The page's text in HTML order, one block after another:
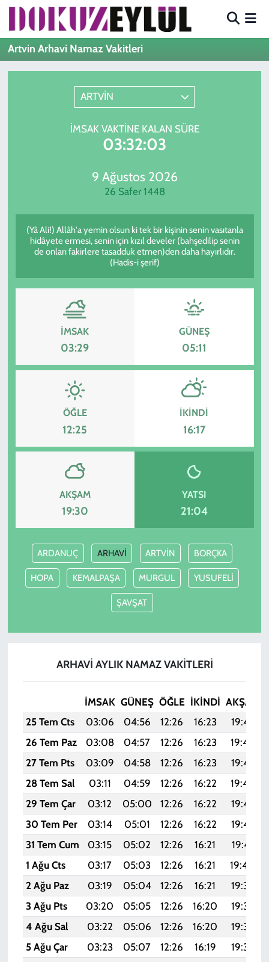
Artvin Arhavi Namaz Vakitleri
ARTVİN
İMSAK VAKTINE KALAN SÜRE
03:32:03
9 Ağustos 2026
26 Safer 1448
(Yâ Ali!) Allâh'a yemin olsun ki tek bir kişinin senin vasıtanla
hidâyete ermesi, senin için kızıl develer (bahşedilip senin
de onları fakirlere tasadduk etmen)den daha hayırlıdır.
(Hadis-i şerif)
İMSAK
03:29
GÜNEŞ
05:11
ÖĞLE
12:25
İKINDI
16:17
AKŞAM
19:30
YATSI
21:04
ARDANUÇ ARHAVİ ARTVİN BORÇKA
HOPA KEMALPAŞA MURGUL YUSUFELİ
ŞAVŞAT
ARHAVİ AYLIK NAMAZ VAKITLERI
İMSAK GÜNEŞ ÖĞLE İKINDI AKŞAM
25 Tem Cts
03:06 04:56 12:26 16:23 19:47
26 Tem Paz
03:08 04:57 12:26 16:23 19:46
27 Tem Pts
03:09 04:58 12:26 16:23 19:45
28 Tem Sal
03:11 04:59 12:26 16:22 19:44
29 Tem Çar
03:12 05:00 12:26 16:22 19:43
30 Tem Per
03:14 05:01 12:26 16:22
19:42
31 Tem Cum
03:15 05:02 12:26 16:21 19:41
1 Ağu Cts
03:17 05:03 12:26 16:21 19:40
2 Ağu Paz
03:19 05:04 12:26 16:21 19:39
3 Ağu Pts
03:20 05:05 12:26 16:20
19:38
4 Ağu Sal
03:22 05:06 12:26 16:20
19:36
5 Ağu Çar
03:23 05:07 12:26 16:19
19:35
Hava Durumu
Süper Lig Puan Durumu ve Fikstür